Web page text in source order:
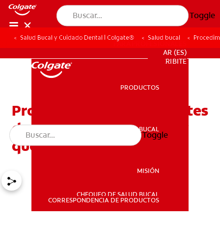
Toggle
SALUD BUCAL
PARA PROFESIONALES
AR (ES)
SUSCRIBITE
PRODUCTOS
SALUD BUCAL
MISIÓN
CHEQUEO DE SALUD BUCAL
CORRESPONDENCIA DE PRODUCTOS
Toggle
Salud Bucal y Cuidado Dental | Colgate® Salud bucal
Procedimiento de implantes
dentales: todo lo que hay
que saber